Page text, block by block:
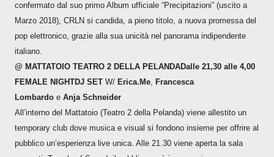
confermato dal suo primo Album ufficiale “Precipitazioni” (uscito a
Marzo 2018), CRLN si candida, a pieno titolo, a nuova promessa del
pop elettronico, grazie alla sua unicità nel panorama indipendente
italiano.
@ MATTATOIO TEATRO 2 DELLA PELANDADalle 21,30 alle 4,00
FEMALE NIGHTDJ SET W/ Erica.Me, Francesca
Lombardo e Anja Schneider
All’interno del Mattatoio (Teatro 2 della Pelanda) viene allestito un
temporary club dove musica e visual si fondono insieme per offrire al
pubblico un’esperienza live unica. Alle 21.30 viene aperta la sala